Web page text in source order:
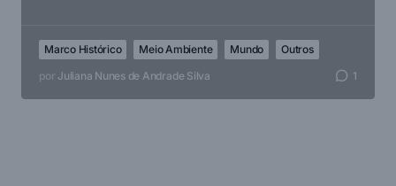
Marco Histórico Meio Ambiente Mundo
Outros
por Juliana Nunes de Andrade Silva 1